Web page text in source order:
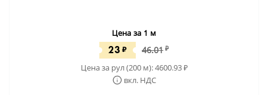
Цена за 1 м
23 ₽ 46.01 ₽
Цена за рул (200 м):4600.93₽
вкл. НДС